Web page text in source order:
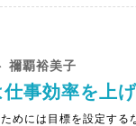
禰覇裕美子
事効率を上
めには目標を設定す